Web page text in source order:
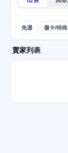
免運 傷卡/特殊
賣家列表